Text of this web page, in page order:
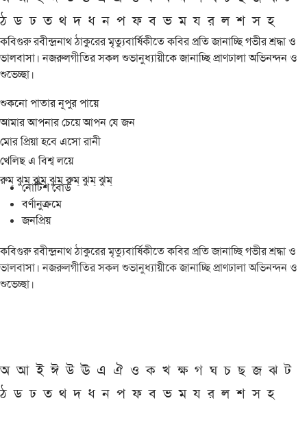
ঠ ড ঢ ত থ দ ধ ন প ফ ব ভ ম য র ল শ স হ
কবিগুরু রবীন্দ্রনাথ ঠাকুরের মৃত্যুবার্ষিকীতে কবির প্রতি জানাচ্ছি গভীর শ্রদ্ধা ও
ভালবাসা। নজরুলগীতির সকল শুভানুধ্যায়ীকে জানাচ্ছি প্রাণঢালা অভিনন্দন ও
শুভেচ্ছা।
শুকনো পাতার নূপুর পায়ে
আমার আপনার চেয়ে আপন যে জন
মোর প্রিয়া হবে এসো রানী
খেলিছ এ বিশ্ব লয়ে
রুম্ ঝুম্ ঝুম্ ঝুম্ রুম্ ঝুম্ ঝুম্
নোটিশ বোর্ড
বর্ণানুক্রমে
জনপ্রিয়
কবিগুরু রবীন্দ্রনাথ ঠাকুরের মৃত্যুবার্ষিকীতে কবির প্রতি জানাচ্ছি গভীর শ্রদ্ধা ও
ভালবাসা। নজরুলগীতির সকল শুভানুধ্যায়ীকে জানাচ্ছি প্রাণঢালা অভিনন্দন ও
শুভেচ্ছা।
অ আ ই ঈ উ ঊ এ ঐ ও ক খ ক্ষ গ ঘ চ ছ জ ঝ ট
ঠ ড ঢ ত থ দ ধ ন প ফ ব ভ ম য র ল শ স হ